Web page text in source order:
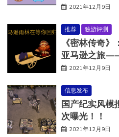
2021年12月9日
推荐 独游评测
《密林传奇》
亚马逊之旅
2021年12月9日
信息发布
国产纪实风模
次曝光！！
2021年12月9日